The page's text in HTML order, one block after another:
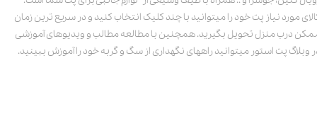
مورد نیاز پت خود را میتوانید با چند کلیک انتخاب کنید و در سریع ترین زمان
درب منزل تحویل بگیرید. همچنین با مطالعه مطالب و ویدیوهای آموزشی
وبلاگ پت استور میتوانید راههای نگهداری از سگ و گربه خود را آموزش ببینید.